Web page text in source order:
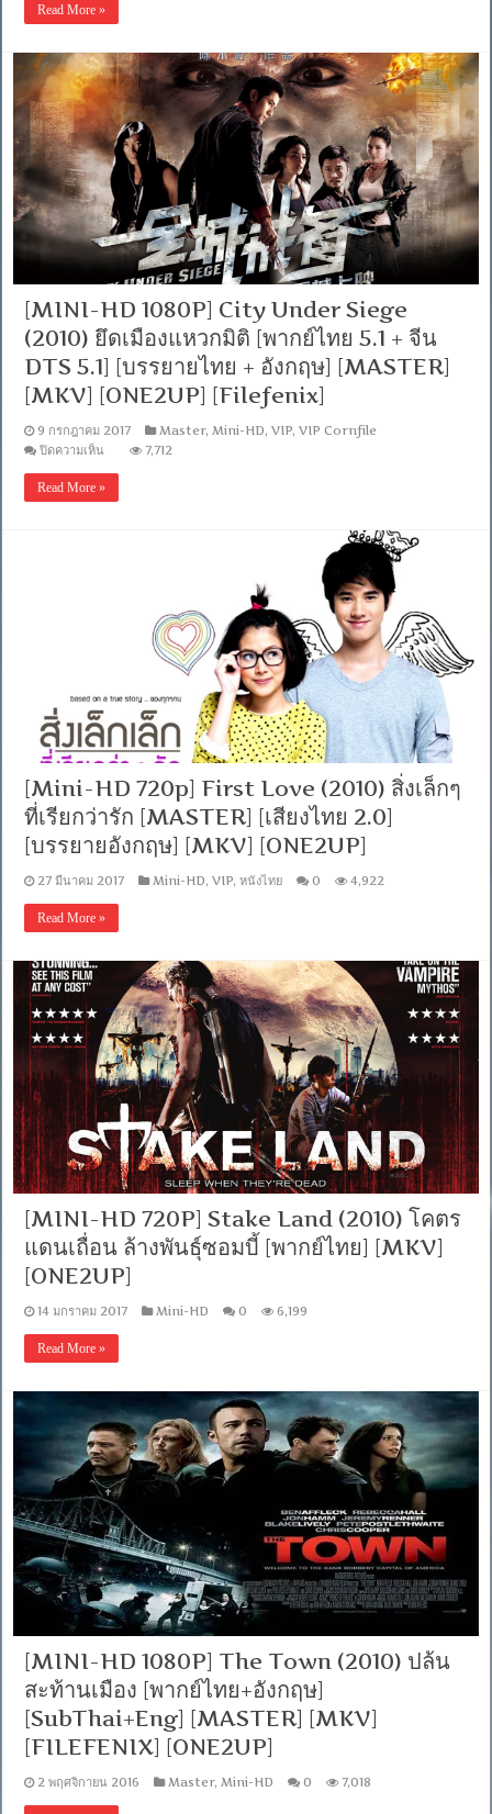
1080P]
(2010)
สวย
สังหาร
[พากย์
ไทย5.1+อังกฤษDTS]
[SubThai+Eng]
[MASTER]
[MKV]
[ONE2UP]
[Filefenix]
Read More »
[MINI-HD 1080P] City Under Siege
(2010) ยึดเมืองแหวกมิติ [พากย์ไทย 5.1 + จีน
DTS 5.1] [บรรยายไทย + อังกฤษ] [MASTER]
[MKV] [ONE2UP] [Filefenix]
9 กรกฎาคม 2017 Master,Mini-HD,VIP,VIP Cornfile
ปิดความเห็นบน
1080P]
5.1
+
จีน
DTS
5.1]
ไทย
+
อังกฤษ]
[MASTER]
[ONE2UP]
7,712
Read More »
[Mini-HD 720p] First Love (2010) สิ่งเล็กๆ
ที่เรียกว่ารัก [MASTER] [เสียงไทย 2.0]
[บรรยายอังกฤษ] [MKV] [ONE2UP]
27 มีนาคม 2017 Mini-HD,VIP,หนังไทย 0 4,922
Read More »
[MINI-HD 720P] Stake Land (2010) โคตร
แดนเถื่อน ล้างพันธุ์ซอมบี้ [พากย์ไทย] [MKV]
[ONE2UP]
14 มกราคม 2017 Mini-HD 0 6,199
Read More »
[MINI-HD 1080P] The Town (2010) ปล้น
สะท้านเมือง [พากย์ไทย+อังกฤษ]
[SubThai+Eng] [MASTER] [MKV]
[FILEFENIX] [ONE2UP]
2 พฤศจิกายน 2016 Master, Mini-HD 0 7,018